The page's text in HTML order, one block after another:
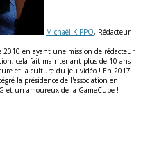
Michaël KIPPO, Rédacteur
en ayant une mission de rédacteur
cela fait maintenant plus de 10 ans
et la culture du jeu vidéo ! En 2017
la présidence de l'association en
et un amoureux de la GameCube !